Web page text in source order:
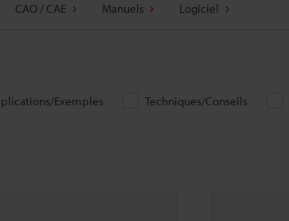
CAO / CAE Manuels Logiciel
Exemples Techniques/Conseils